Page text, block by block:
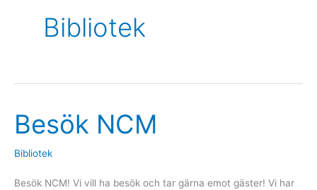
Bibliotek
Besök NCM
Bibliotek
Besök NCM! Vi vill ha besök och tar gärna emot gäster! Vi har
Besök
NCM